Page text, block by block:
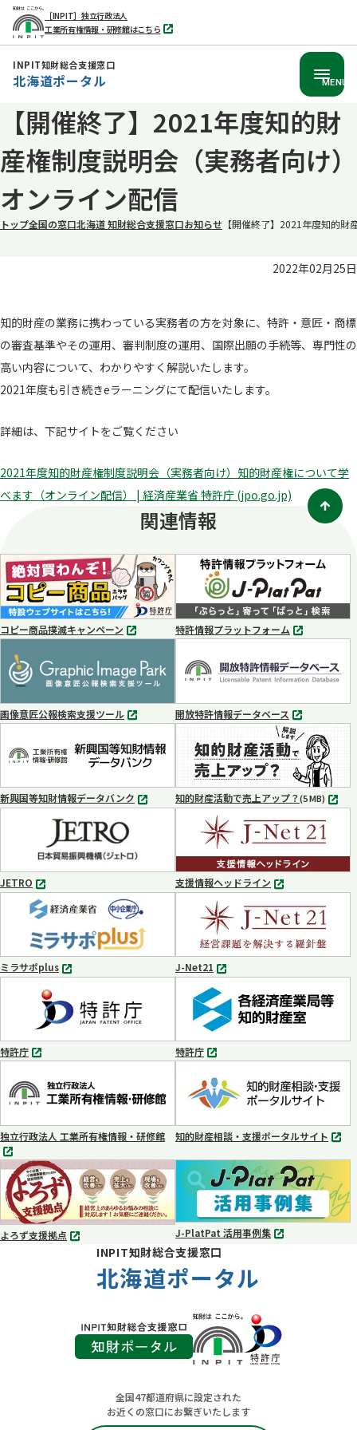
へ
動
［INPIT］独立行政法人
工業所有権情報・研修館はこちら
別
タ
INPIT知財総合支援窓口
北海道ポータル MENU
【開催終了】2021年度知的財
産権制度説明会（実務者向け）
オンライン配信
トップ全国の窓口北海道 知財総合支援窓口お知らせ 【開催終了】2021年度知的
2022年02月25日
知的財産の業務に携わっている実務者の方を対象に、特許・意匠・商標
の審査基準やその運用、審判制度の運用、国際出願の手続等、専門性の
高い内容について、わかりやすく解説いたします。
2021年度も引き続きeラーニングにて配信いたします。
詳細は、下記サイトをご覧ください
2021年度知的財産権制度説明会（実務者向け）知的財産権について学
べます（オンライン配信） | 経済産業省 特許庁 (jpo.go.jp)
関連情報
コピー商品撲滅キャンペーン
別
で
開
く
特許情報プラットフォーム
別
ブ
で
く
画像意匠公報検索支援ツール
別
ブ
で
く
開放特許情報データベース
別
タ
ブ
で
開
く
新興国等知財情報データバンク
別
開
く
知的財産活動で売上アップ？(5 MB) MP4
JETRO
別
タ
ブ
で
開
く
支援情報ヘッドライン
別
タ
ブ
で
開
く
ミラサポplus
別
ブ
で
開
く
J-Net21
別
タ
ブ
で
開
く
特許庁
別
ブ
で
く
特許庁
別
ブ
で
開
く
独立行政法人 工業所有権情報・研修館
別
タ
ブ
で
知的財産相談・支援ポータルサイト
別
タ
開
く
よろず支援拠点
別
J-PlatPat 活用事例集
別
INPIT知財総合支援窓口
北海道ポータル
全国47都道府県に設定された
お近くの窓口にお繋ぎいたします